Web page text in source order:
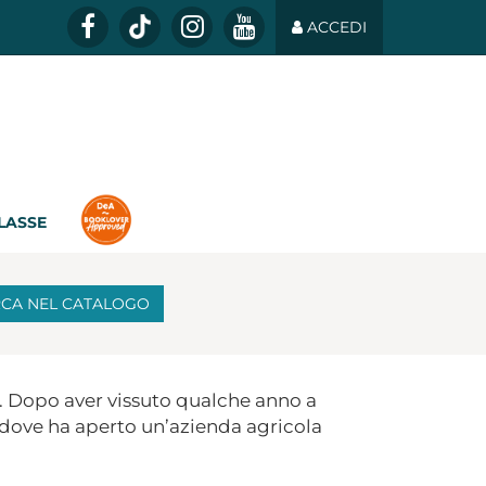
ACCEDI
NEL CATALOGO
aver vissuto qualche anno a
ha aperto un’azienda agricola